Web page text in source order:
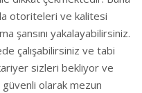
otoriteleri ve kalitesi
şansını yakalayabilirsiniz.
çalışabilirsiniz ve tabi
sizleri bekliyor ve
olarak mezun